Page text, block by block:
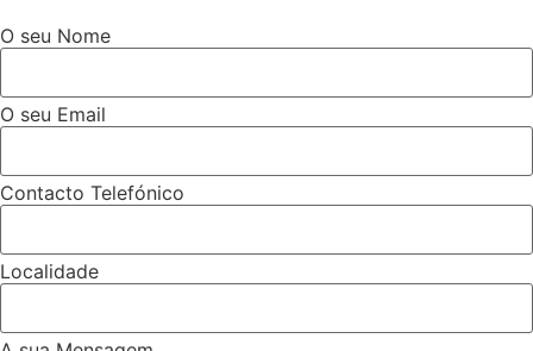
O seu Nome
O seu Email
Contacto Telefónico
Localidade